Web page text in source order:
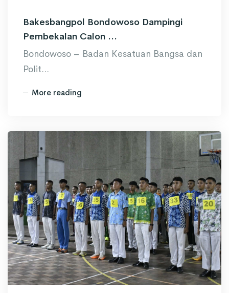
Bakesbangpol Bondowoso Dampingi
Pembekalan Calon ...
Bondowoso – Badan Kesatuan Bangsa dan
Polit...
More reading